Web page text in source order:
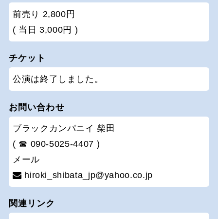
前売り 2,800円
( 当日 3,000円 )
チケット
公演は終了しました。
お問い合わせ
ブラックカンパニイ 柴田
( ☎ 090-5025-4407 )
メール
hiroki_shibata_jp@yahoo.co.jp
関連リンク